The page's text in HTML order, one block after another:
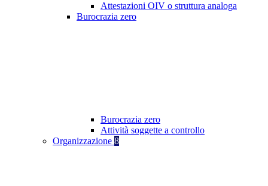
Attestazioni OIV o struttura analoga
Burocrazia zero
Burocrazia zero
Attività soggette a controllo
Organizzazione 8